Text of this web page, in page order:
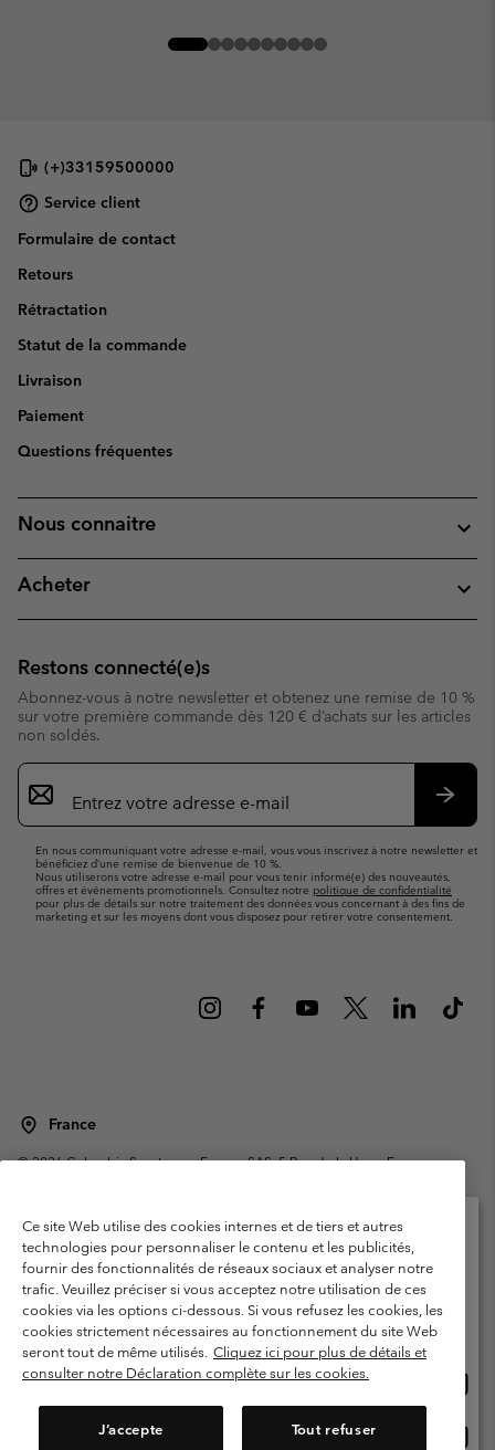
(+)33159500000
Service client
Formulaire de contact
Retours
Rétractation
Statut de la commande
Livraison
Paiement
Questions fréquentes
Nous connaitre
Acheter
Restons connecté(e)s
Abonnez-vous à notre newsletter et obtenez une remise de 10 %
sur votre première commande dès 120 € d’achats sur les articles
non soldés.
Inscription
par
e-
En nous communiquant votre adresse e-mail, vous vous inscrivez à notre newsletter et
bénéficiez d’une remise de bienvenue de 10 %.
Nous utiliserons votre adresse e-mail pour vous tenir informé(e) des nouveautés,
offres et événements promotionnels. Consultez notre politique de confidentialité
pour plus de détails sur notre traitement des données vous concernant à des fins de
marketing et sur les moyens dont vous disposez pour retirer votre consentement.
France
©2026Columbia Sportswear Europe SAS. 5 Rue de la Haye, Espace
Garanties Légales
Politique de confidentialité
Conditions d'utilisation - Membres
Conditions D'utilisation - Contenu généré par l'utilisateur
Impressum
Cookies
Public CBCR
Ce site Web utilise des cookies internes et de tiers et autres
technologies pour personnaliser le contenu et les publicités,
fournir des fonctionnalités de réseaux sociaux et analyser notre
trafic. Veuillez préciser si vous acceptez notre utilisation de ces
cookies via les options ci-dessous. Si vous refusez les cookies, les
cookies strictement nécessaires au fonctionnement du site Web
seront tout de même utilisés. Cliquez ici pour plus de détails et
consulter notre Déclaration complète sur les cookies.
J’accepte Tout refuser
Veuillez sélectionner votre pays d’expédition et
votre langue
Achats en ligne disponibles
United States
ligne
France